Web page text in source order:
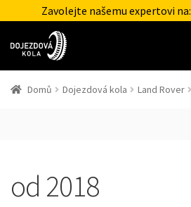
Zavolejte našemu expertovi na:
Domů Dojezdová kola Land Rover
od 2018